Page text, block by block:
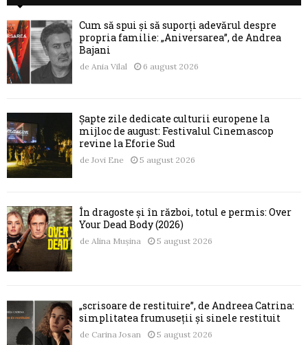
Cum să spui și să suporți adevărul despre
propria familie: „Aniversarea”, de Andrea
Bajani
de Ania Vilal 6 august 2026
Șapte zile dedicate culturii europene la
mijloc de august: Festivalul Cinemascop
revine la Eforie Sud
de Jovi Ene 5 august 2026
În dragoste și în război, totul e permis: Over
Your Dead Body (2026)
de Alina Mușina 5 august 2026
„scrisoare de restituire”, de Andreea Catrina:
simplitatea frumuseții și sinele restituit
de Carina Josan 5 august 2026